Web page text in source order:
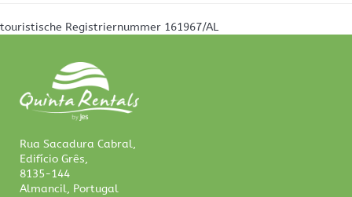
touristische Registriernummer 161967/AL
Rua Sacadura Cabral,
Edifício Grês,
8135-144
Almancil, Portugal